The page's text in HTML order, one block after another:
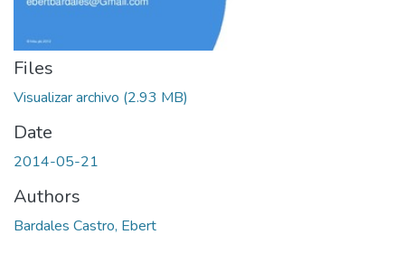
Files
Visualizar archivo (2.93 MB)
Date
2014-05-21
Authors
Bardales Castro, Ebert